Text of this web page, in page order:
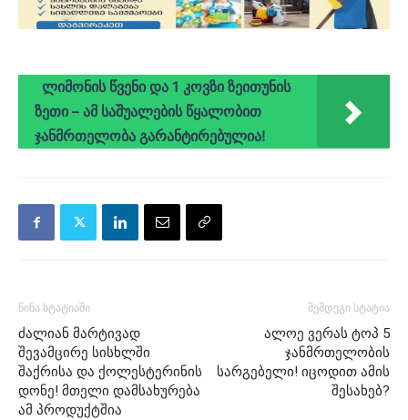
ლიმონის წვენი და 1 კოვზი ზეითუნის
ზეთი – ამ საშუალების წყალობით
ჯანმრთელობა გარანტირებულია!
წინა სტატიაში
ძალიან მარტივად
შევამცირე სისხლში
შაქრისა და ქოლესტერინის
დონე! მთელი დამსახურება
ამ პროდუქტშია
შემდეგი სტატია
ალოე ვერას ტოპ 5
ჯანმრთელობის
სარგებელი! იცოდით ამის
შესახებ?